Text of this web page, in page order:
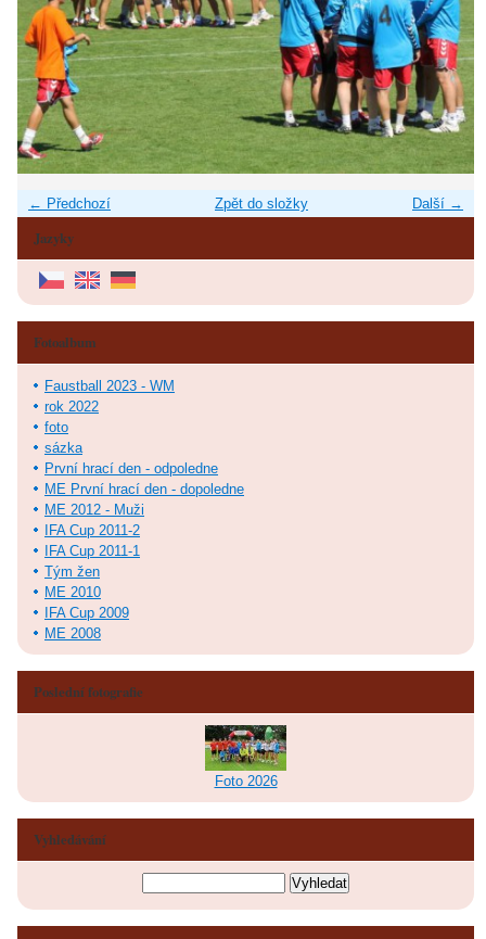
← Předchozí Další →
Zpět do složky
Jazyky
Fotoalbum
Faustball 2023 - WM
rok 2022
foto
sázka
První hrací den - odpoledne
ME První hrací den - dopoledne
ME 2012 - Muži
IFA Cup 2011-2
IFA Cup 2011-1
Tým žen
ME 2010
IFA Cup 2009
ME 2008
Poslední fotografie
Foto 2026
Vyhledávání